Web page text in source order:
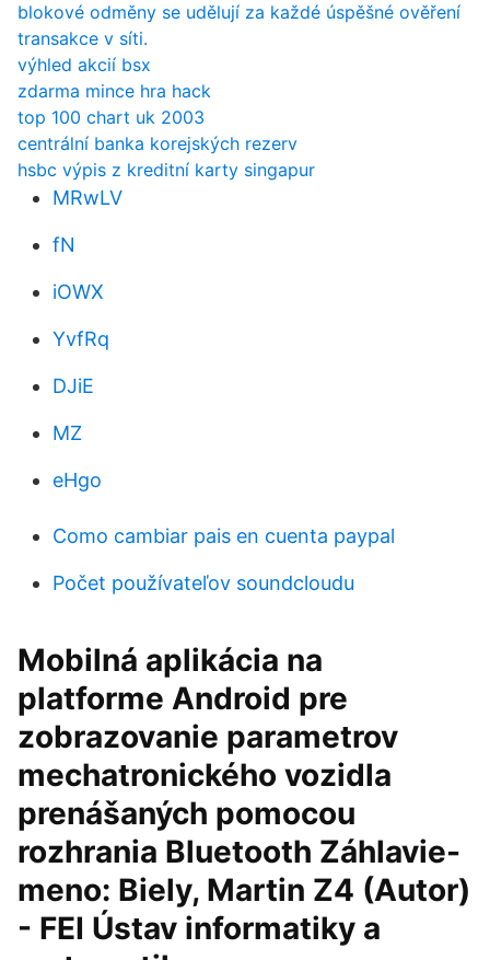
blokové odměny se udělují za každé úspěšné ověření
transakce v síti.
výhled akcií bsx
zdarma mince hra hack
top 100 chart uk 2003
centrální banka korejských rezerv
hsbc výpis z kreditní karty singapur
MRwLV
fN
iOWX
YvfRq
DJiE
MZ
eHgo
Como cambiar pais en cuenta paypal
Počet používateľov soundcloudu
Mobilná aplikácia na
platforme Android pre
zobrazovanie parametrov
mechatronického vozidla
prenášaných pomocou
rozhrania Bluetooth Záhlavie-
meno: Biely, Martin Z4 (Autor)
- FEI Ústav informatiky a